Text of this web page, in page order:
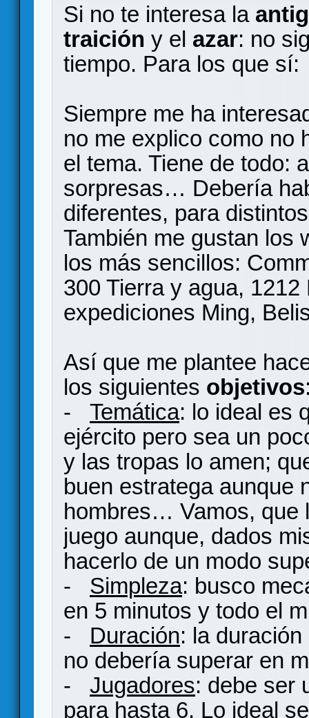
Si no te interesa la
traición y el azar: no
tiempo. Para los que sí:
Siempre me ha
no me explico como no
el tema. Tiene de todo:
sorpresas… Debería
diferentes, para
También me gustan los
los más sencillos:
300 Tierra y agua,
expediciones Ming,
Así que me plantee
los siguientes objetivos
- Temática: lo ideal es
ejército pero sea un
y las tropas lo amen;
buen estratega aunque
hombres… Vamos, que
juego aunque, dados
hacerlo de un modo
- Simpleza: busco
en 5 minutos y todo el
- Duración: la
no debería superar en
- Jugadores: debe ser
para hasta 6. Lo ideal